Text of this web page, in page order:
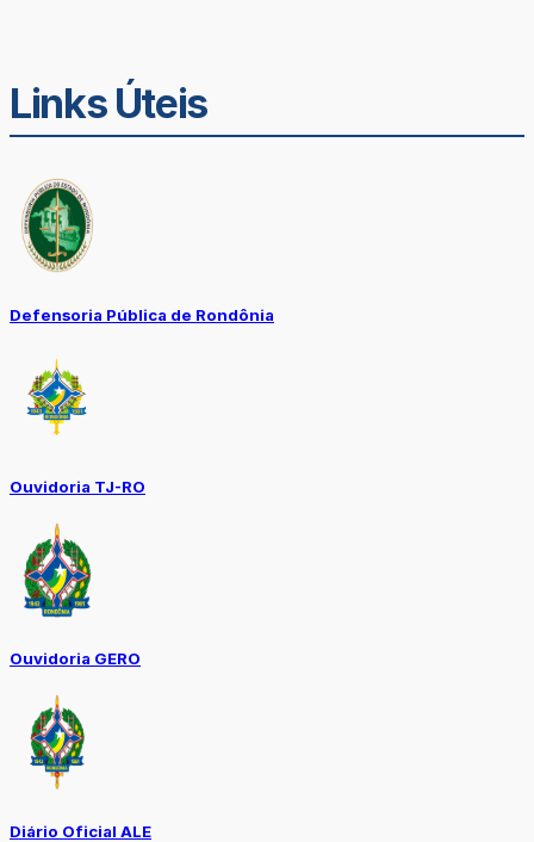
Links Úteis
Defensoria Pública de Rondônia
Ouvidoria TJ-RO
Ouvidoria GERO
Diário Oficial ALE